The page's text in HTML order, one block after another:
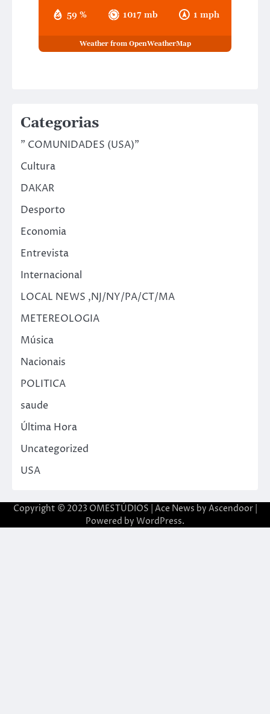
59 % 1017 mb 1 mph
Weather from OpenWeatherMap
Categorias
" COMUNIDADES (USA)"
Cultura
DAKAR
Desporto
Economia
Entrevista
Internacional
LOCAL NEWS ,NJ/NY/PA/CT/MA
METEREOLOGIA
Música
Nacionais
POLITICA
saude
Última Hora
Uncategorized
USA
Copyright © 2023 OMESTÚDIOS | Ace News by Ascendoor|
Powered by WordPress.